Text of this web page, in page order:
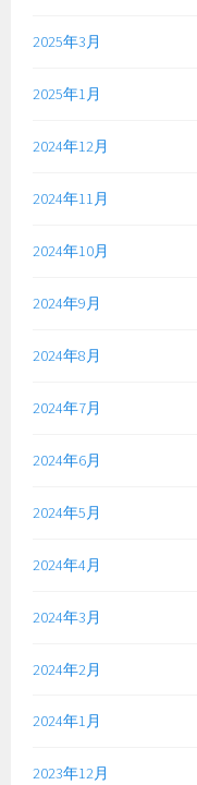
2025年3月
2025年1月
2024年12月
2024年11月
2024年10月
2024年9月
2024年8月
2024年7月
2024年6月
2024年5月
2024年4月
2024年3月
2024年2月
2024年1月
2023年12月